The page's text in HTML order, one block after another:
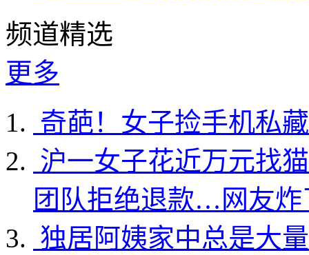
频道精选
更多
奇葩！女子捡手机私
沪一女子花近万元找
团队拒绝退款…网友炸
独居阿姨家中总是大